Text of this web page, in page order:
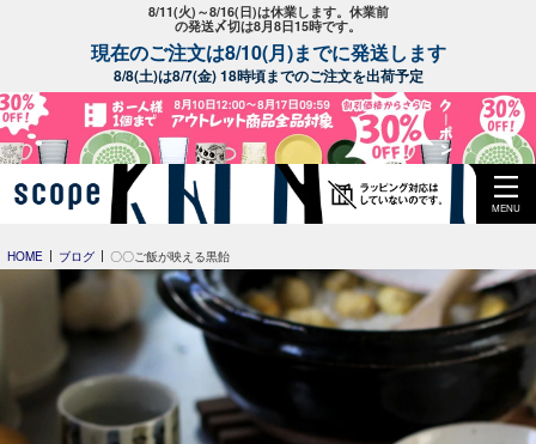
8/11(火)～8/16(日)は休業します。休業前
の発送〆切は8月8日15時です。
現在のご注文は8/10(月)までに発送します
8/8(土)は8/7(金) 18時頃までのご注文を出荷予定
MENU
HOME ブログ 〇〇ご飯が映える黒飴